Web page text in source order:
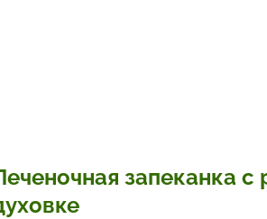
запеканка с